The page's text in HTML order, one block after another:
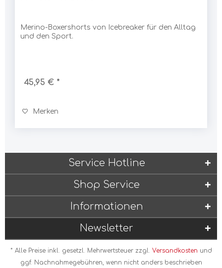
Merino-Boxershorts von Icebreaker für den Alltag
und den Sport.
45,95 € *
Merken
Service Hotline
Shop Service
Informationen
Newsletter
* Alle Preise inkl. gesetzl. Mehrwertsteuer zzgl. Versandkosten und
ggf. Nachnahmegebühren, wenn nicht anders beschrieben